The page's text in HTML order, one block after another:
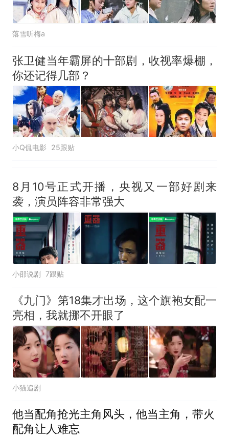
落雪听梅a
张卫健当年霸屏的十部剧，收视率爆棚，
你还记得几部？
小Q侃电影 25跟贴
8月10号正式开播，央视又一部好剧来
袭，演员阵容非常强大
小邵说剧 7跟贴
《九门》第18集才出场，这个旗袍女配一
亮相，我就挪不开眼了
小猫追剧
他当配角抢光主角风头，他当主角，带火
配角让人难忘